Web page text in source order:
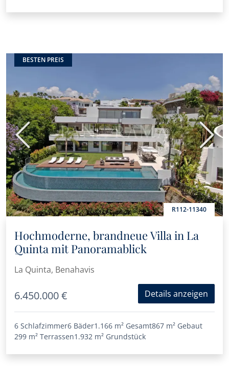
BESTEN PREIS
R112-11340
Vorherige
Hochmoderne, brandneue Villa in La
Quinta mit Panoramablick
La Quinta, Benahavis
6.450.000 € Details anzeigen
6 Schlafzimmer6 Bäder1.166 m² Gesamt867 m² Gebaut
299 m² Terrassen1.932 m² Grundstück